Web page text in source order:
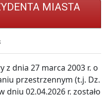
MIASTA
z dnia 27 marca 2003 r. o
przestrzennym (t.j. Dz.
dniu 02.04.2026 r. zostało